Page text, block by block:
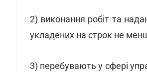
2) виконання робіт та
укладених на строк не
3) перебувають у сфері